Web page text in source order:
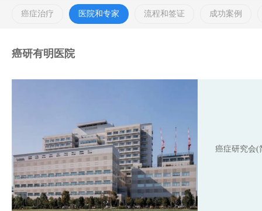
癌症治疗 医院和专家 流程和签证 成功案例
癌研有明医院
癌症研究会(